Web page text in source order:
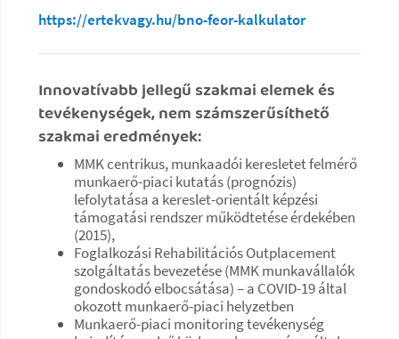
https://ertekvagy.hu/bno-feor-kalkulator
Innovatívabb jellegű szakmai elemek és
tevékenységek, nem számszerűsíthető
szakmai eredmények:
MMK centrikus, munkaadói keresletet felmérő
munkaerő-piaci kutatás (prognózis)
lefolytatása a kereslet-orientált képzési
támogatási rendszer működtetése érdekében
(2015),
Foglalkozási Rehabilitációs Outplacement
szolgáltatás bevezetése (MMK munkavállalók
gondoskodó elbocsátása) – a COVID-19 által
okozott munkaerő-piaci helyzetben
Munkaerő-piaci monitoring tevékenység